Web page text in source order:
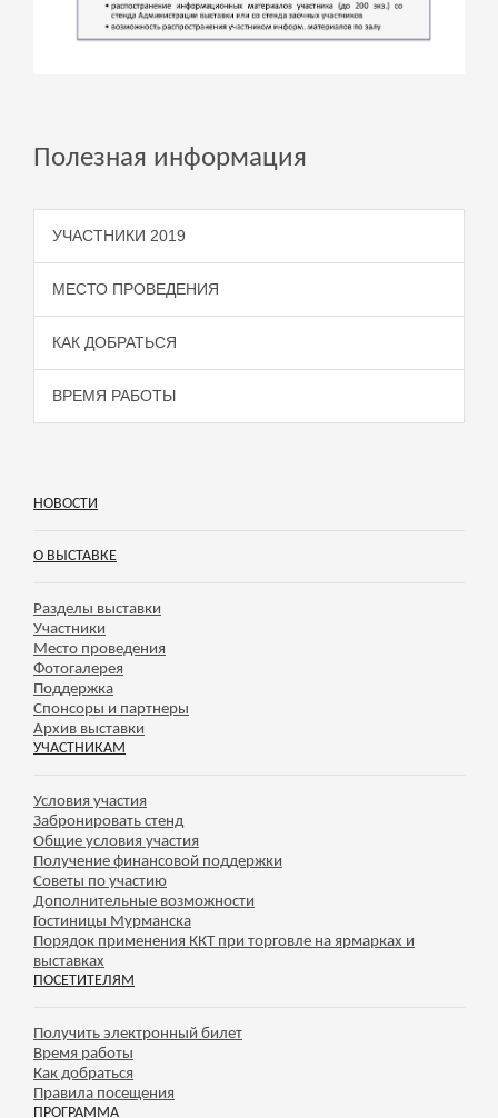
Полезная информация
УЧАСТНИКИ 2019
МЕСТО ПРОВЕДЕНИЯ
КАК ДОБРАТЬСЯ
ВРЕМЯ РАБОТЫ
НОВОСТИ
О ВЫСТАВКЕ
Разделы выставки
Участники
Место проведения
Фотогалерея
Поддержка
Спонсоры и партнеры
Архив выставки
УЧАСТНИКАМ
Условия участия
Забронировать стенд
Общие условия участия
Получение финансовой поддержки
Советы по участию
Дополнительные возможности
Гостиницы Мурманска
Порядок применения ККТ при торговле на ярмарках и
выставках
ПОСЕТИТЕЛЯМ
Получить электронный билет
Время работы
Как добраться
Правила посещения
ПРОГРАММА